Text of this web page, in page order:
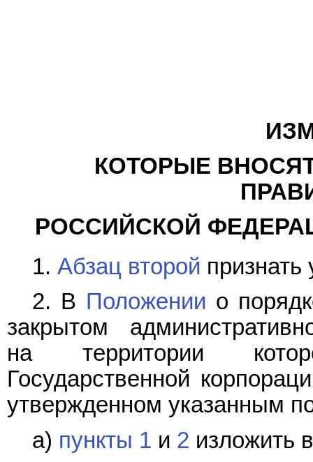
КОТОРЫЕ
РОССИЙСКОЙ
1. Абзац второй
2. В Положении о
закрытом
на территории
Государственной
утвержденном указанным
а) пункты 1 и 2 изложить